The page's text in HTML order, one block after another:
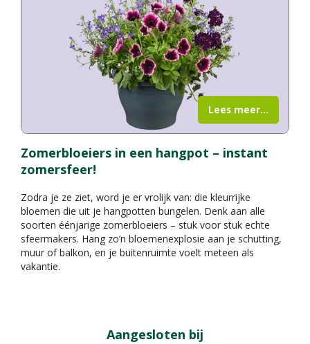
Zomerbloeiers in een hangpot – instant
zomersfeer!
Zodra je ze ziet, word je er vrolijk van: die kleurrijke
bloemen die uit je hangpotten bungelen. Denk aan alle
soorten éénjarige zomerbloeiers – stuk voor stuk echte
sfeermakers. Hang zo’n bloemenexplosie aan je schutting,
muur of balkon, en je buitenruimte voelt meteen als
vakantie.
Lees meer...
Aangesloten bij